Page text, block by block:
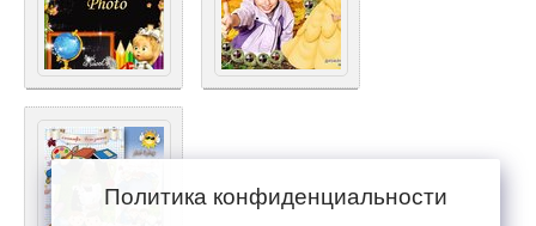
Политика конфиденциальности